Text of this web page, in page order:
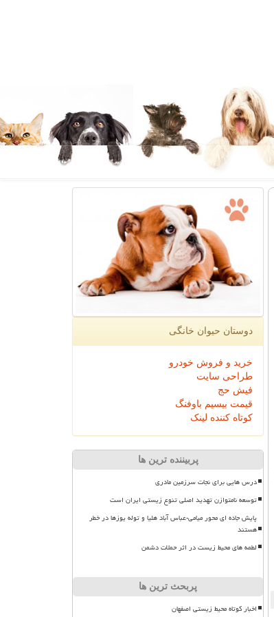
دوستان حیوان خانگی
خرید و فروش خودرو
طراحی سایت
فیش حج
قیمت بیسیم باوفنگ
کوتاه کننده لینک
پربیننده ترین ها
درس هایی برای نجات سرزمین مادری
توسعه نامتوازن تهدید اصلی تنوع زیستی ایران است
پایش جاده ای محور میامی-عباس آباد هلیا و توله یوزها در خطر
هستند
لطمه های محیط زیست در اثر حملات دشمن
پربحث ترین ها
اخبار کوتاه محیط زیستی اصفهان